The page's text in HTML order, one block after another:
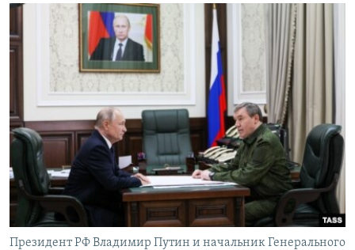
Президент РФ Владимир Путин и начальник Генерального